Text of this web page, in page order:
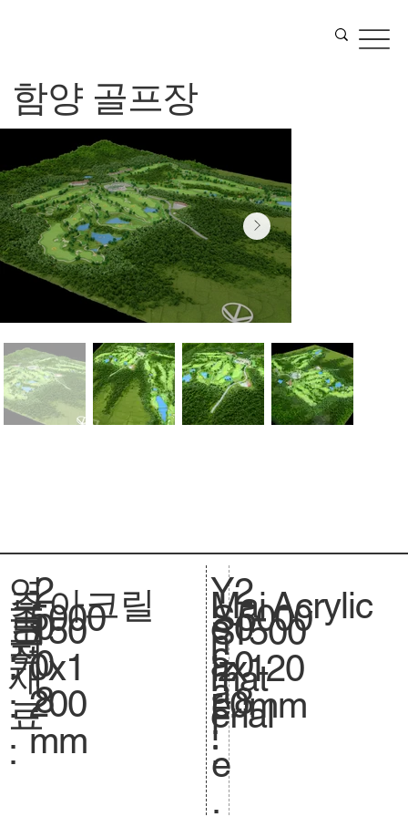
함양 골프장
연
도
:
2
0
0
8
주
요
재
료
:
축
척
.
아크릴
5000
크
기
.
150
0x1
200
mm
Y
e
a
r
:
Mai
n
mat
erial
:
S
c
a
l
e
.
S
iz
e.
2
0
0
8
5000
1500
x120
0mm
Acrylic